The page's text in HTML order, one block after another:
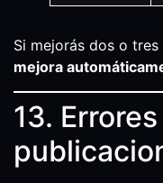
Si mejorás dos o
mejora
13.